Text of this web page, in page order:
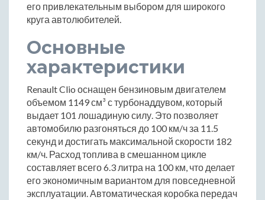
его привлекательным выбором для широкого
круга автолюбителей.
Основные
характеристики
Renault Clio оснащен бензиновым двигателем
объемом 1149 см³ с турбонаддувом, который
выдает 101 лошадиную силу. Это позволяет
автомобилю разгоняться до 100 км/ч за 11.5
секунд и достигать максимальной скорости 182
км/ч. Расход топлива в смешанном цикле
составляет всего 6.3 литра на 100 км, что делает
его экономичным вариантом для повседневной
эксплуатации. Автоматическая коробка передач